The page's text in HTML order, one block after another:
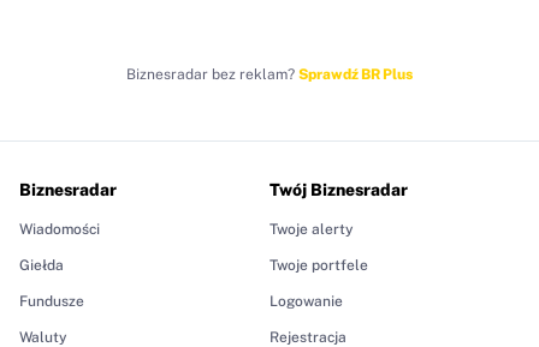
Biznesradar bez reklam? Sprawdź BR Plus
Biznesradar
Wiadomości
Giełda
Fundusze
Waluty
Twój Biznesradar
Twoje alerty
Twoje portfele
Logowanie
Rejestracja